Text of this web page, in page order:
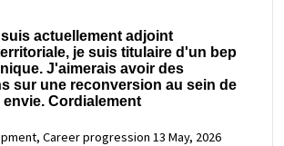
actuellement adjoint
je suis titulaire d'un bep
J'aimerais avoir des
sur une reconversion au sein de
envie. Cordialement
Career progression 13 May, 2026